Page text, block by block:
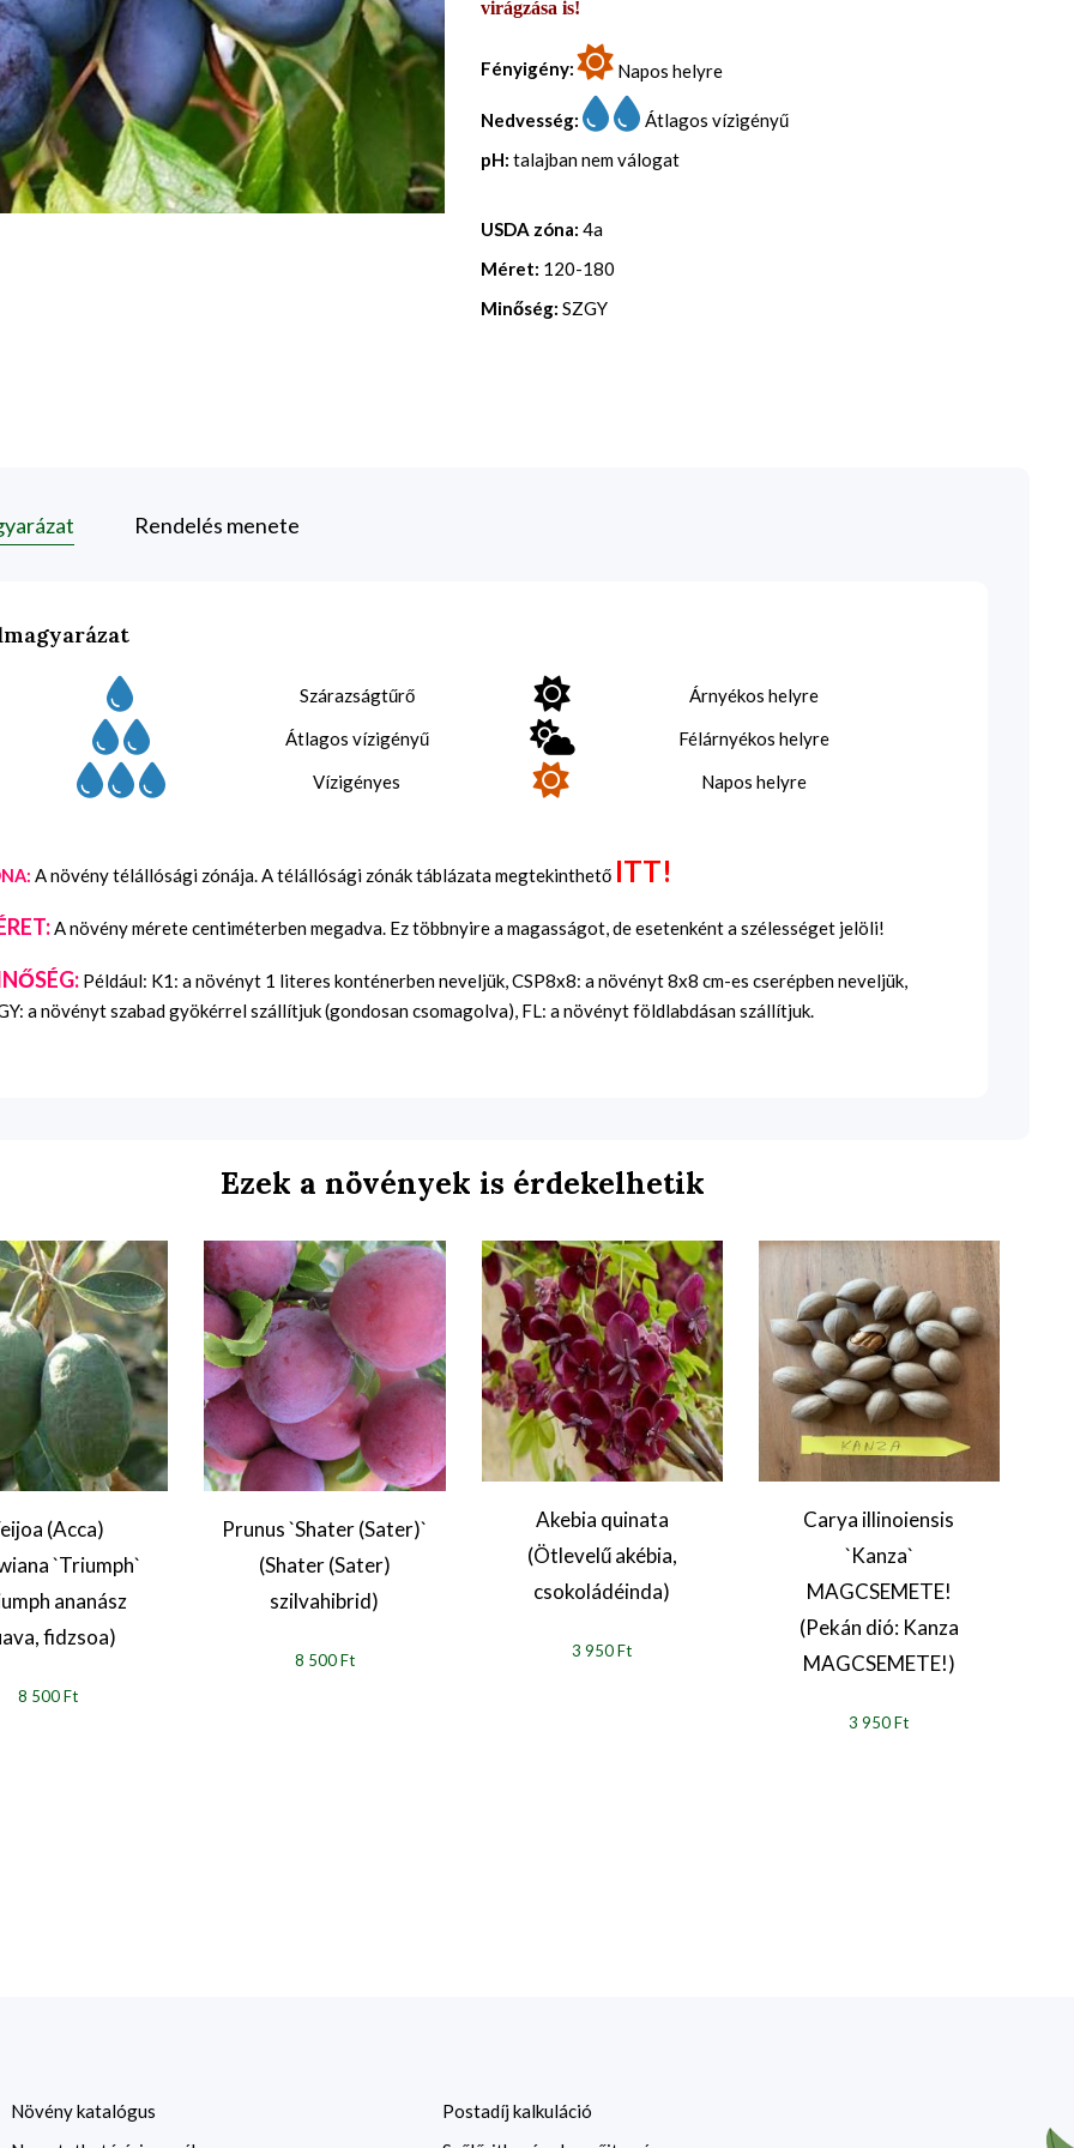
virágzása is!
Fényigény: Napos helyre
Nedvesség:
Átlagos vízigényű
pH: talajban nem válogat
USDA zóna: 4a
Méret: 120-180
Minőség: SZGY
Rendelés menete
Szárazságtűrő
Árnyékos helyre
Átlagos vízigényű
Félárnyékos helyre
Vízigényes
Napos helyre
A növény télállósági zónája. A télállósági zónák táblázata megtekinthető ITT!
A növény mérete centiméterben megadva. Ez többnyire a magasságot, de esetenként a szélességet jelöli!
Például: K1: a növényt 1 literes konténerben neveljük, CSP8x8: a növényt 8x8 cm-es cserépben neveljük,
a növényt szabad gyökérrel szállítjuk (gondosan csomagolva), FL: a növényt földlabdásan szállítjuk.
Ezek a növények is érdekelhetik
(Acca)
`Triumph`
ananász
fidzsoa)
8 500 Ft
Prunus `Shater (Sater)`
(Shater (Sater)
szilvahibrid)
8 500 Ft
Akebia quinata
(Ötlevelű akébia,
csokoládéinda)
3 950 Ft
Carya illinoiensis
`Kanza`
MAGCSEMETE!
(Pekán dió: Kanza
MAGCSEMETE!)
3 950 Ft
Növény katalógus
Postadíj kalkuláció